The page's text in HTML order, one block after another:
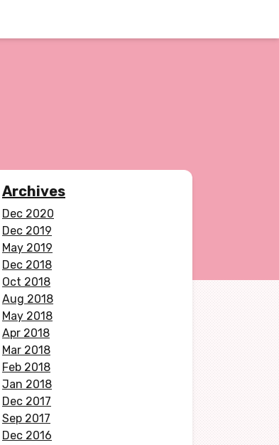
Archives
Dec 2020
Dec 2019
May 2019
Dec 2018
Oct 2018
Aug 2018
May 2018
Apr 2018
Mar 2018
Feb 2018
Jan 2018
Dec 2017
Sep 2017
Dec 2016